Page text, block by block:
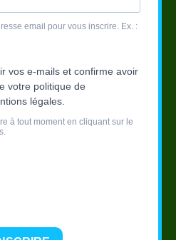
email pour vous inscrire. Ex. :
vos e-mails et confirme avoir
votre politique de
légales.
à tout moment en cliquant sur le